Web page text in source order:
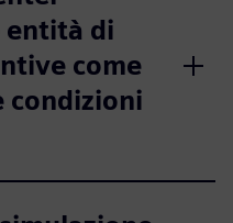
entità di
come
condizioni